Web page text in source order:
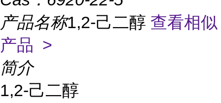
产品名称1,2-己二醇 查看相似
产品 >
简介
1,2-己二醇